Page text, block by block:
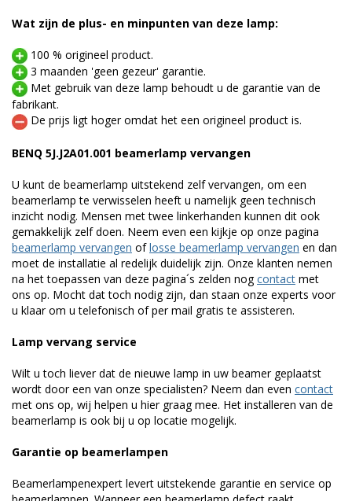
Wat zijn de plus- en minpunten van deze lamp:
100 % origineel product.
3 maanden 'geen gezeur' garantie.
Met gebruik van deze lamp behoudt u de garantie van de
fabrikant.
De prijs ligt hoger omdat het een origineel product is.
BENQ 5J.J2A01.001 beamerlamp vervangen
U kunt de beamerlamp uitstekend zelf vervangen, om een
beamerlamp te verwisselen heeft u namelijk geen technisch
inzicht nodig. Mensen met twee linkerhanden kunnen dit ook
gemakkelijk zelf doen. Neem even een kijkje op onze pagina
beamerlamp vervangen oflosse beamerlamp vervangen en dan
moet de installatie al redelijk duidelijk zijn. Onze klanten nemen
na het toepassen van deze pagina´s zelden nogcontact met
ons op. Mocht dat toch nodig zijn, dan staan onze experts voor
u klaar om u telefonisch of per mail gratis te assisteren.
Lamp vervang service
Wilt u toch liever dat de nieuwe lamp in uw beamer geplaatst
wordt door een van onze specialisten? Neem dan even contact
met ons op, wij helpen u hier graag mee. Het installeren van de
beamerlamp is ook bij u op locatie mogelijk.
Garantie op beamerlampen
Beamerlampenexpert levert uitstekende garantie en service op